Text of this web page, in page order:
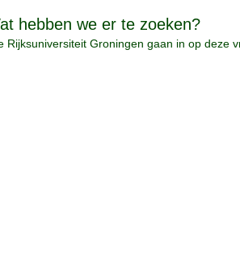
hebben we er te zoeken?
Rijksuniversiteit Groningen gaan in op deze